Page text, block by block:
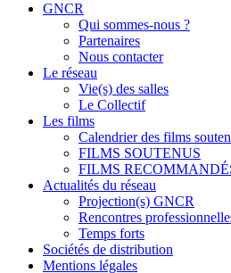
GNCR
Qui sommes-nous ?
Partenaires
Nous contacter
Le réseau
Vie(s) des salles
Le Collectif
Les films
Calendrier des films
FILMS SOUTENUS
FILMS
Actualités du réseau
Projection(s) GNCR
Rencontres
Temps forts
Sociétés de distribution
Mentions légales